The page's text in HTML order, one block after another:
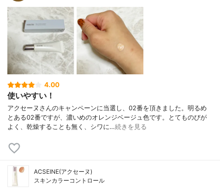
4.00
使いやすい！
アクセーヌさんのキャンペーンに当選し、02番を頂きました。明るめ
とある02番ですが、濃いめのオレンジベージュ色です。とてものびが
よく、乾燥することも無く、シワに…続きを見る
ACSEINE(アクセーヌ)
スキンカラーコントロール